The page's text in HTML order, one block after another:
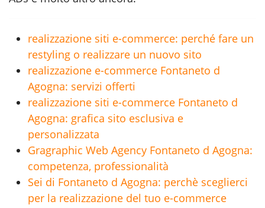
realizzazione siti e-commerce: perché fare un
restyling o realizzare un nuovo sito
realizzazione e-commerce Fontaneto d
Agogna: servizi offerti
realizzazione siti e-commerce Fontaneto d
Agogna: grafica sito esclusiva e
personalizzata
Gragraphic Web Agency Fontaneto d Agogna:
competenza, professionalità
Sei di Fontaneto d Agogna: perchè sceglierci
per la realizzazione del tuo e-commerce